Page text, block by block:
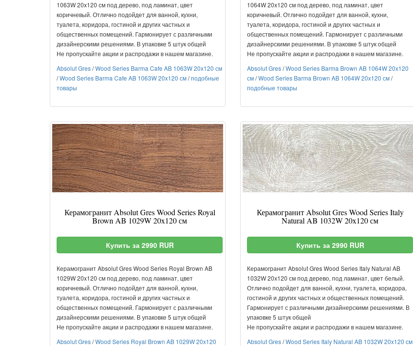
1063W 20x120 см под дерево, под ламинат, цвет
коричневый. Отлично подойдет для ванной, кухни,
туалета, коридора, гостиной и других частных и
общественных помещений. Гармонирует с различными
дизайнерскими решениями. В упаковке 5 штук общей
Не пропускайте акции и распродажи в нашем магазине.
Absolut Gres/Wood Series Barma Cafe AB 1063W 20x120 см
/Wood Series Barma Cafe AB 1063W 20x120 см/подобные
товары
1064W 20x120 см под дерево, под ламинат, цвет
коричневый. Отлично подойдет для ванной, кухни,
туалета, коридора, гостиной и других частных и
общественных помещений. Гармонирует с различными
дизайнерскими решениями. В упаковке 5 штук общей
Не пропускайте акции и распродажи в нашем магазине.
Absolut Gres/Wood Series Barma Brown AB 1064W 20x120
см/Wood Series Barma Brown AB 1064W 20x120 см/
подобные товары
Керамогранит Absolut Gres Wood Series Royal
Brown AB 1029W 20x120 см
Купить за 2990 RUR
Керамогранит Absolut Gres Wood Series Royal Brown AB
1029W 20x120 см под дерево, под ламинат, цвет
коричневый. Отлично подойдет для ванной, кухни,
туалета, коридора, гостиной и других частных и
общественных помещений. Гармонирует с различными
дизайнерскими решениями. В упаковке 5 штук общей
Не пропускайте акции и распродажи в нашем магазине.
Absolut Gres/Wood Series Royal Brown AB 1029W 20x120
Керамогранит Absolut Gres Wood Series Italy
Natural AB 1032W 20x120 см
Купить за 2990 RUR
Керамогранит Absolut Gres Wood Series Italy Natural AB
1032W 20x120 см под дерево, под ламинат, цвет белый.
Отлично подойдет для ванной, кухни, туалета, коридора,
гостиной и других частных и общественных помещений.
Гармонирует с различными дизайнерскими решениями. В
упаковке 5 штук общей
Не пропускайте акции и распродажи в нашем магазине.
Absolut Gres/Wood Series Italy Natural AB 1032W 20x120 см